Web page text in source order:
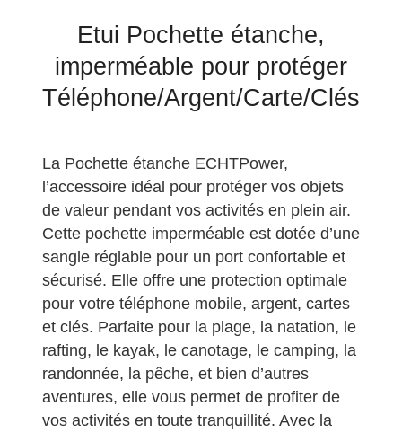
Etui Pochette étanche,
imperméable pour protéger
Téléphone/Argent/Carte/Clés
La Pochette étanche ECHTPower,
l’accessoire idéal pour protéger vos objets
de valeur pendant vos activités en plein air.
Cette pochette imperméable est dotée d’une
sangle réglable pour un port confortable et
sécurisé. Elle offre une protection optimale
pour votre téléphone mobile, argent, cartes
et clés. Parfaite pour la plage, la natation, le
rafting, le kayak, le canotage, le camping, la
randonnée, la pêche, et bien d’autres
aventures, elle vous permet de profiter de
vos activités en toute tranquillité. Avec la